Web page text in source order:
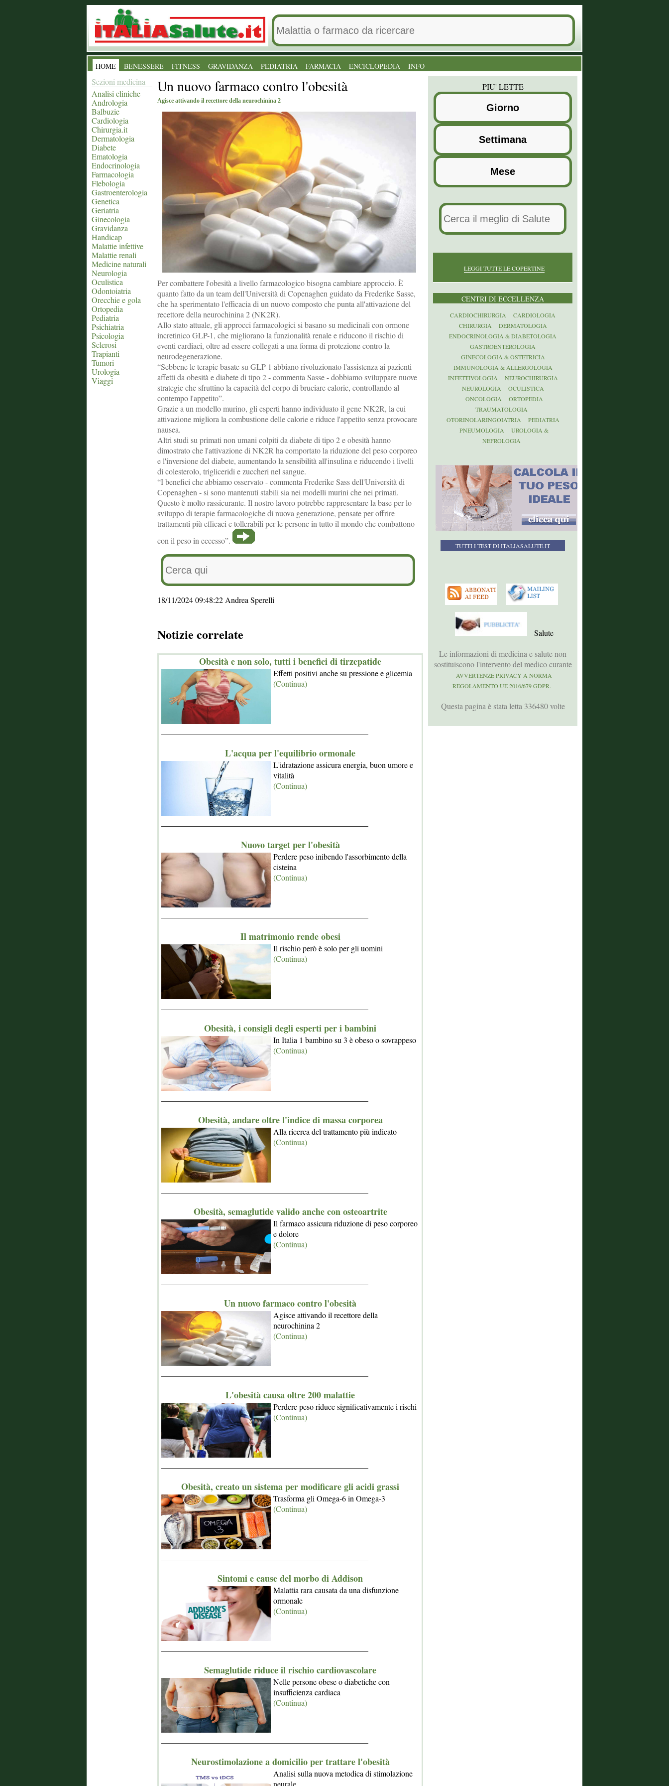
HOME BENESSERE FITNESS GRAVIDANZA PEDIATRIA FARMACIA ENCICLOPEDIA INFO
Sezioni medicina
Analisi cliniche
Andrologia
Balbuzie
Cardiologia
Chirurgia.it
Dermatologia
Diabete
Ematologia
Endocrinologia
Farmacologia
Flebologia
Gastroenterologia
Genetica
Geriatria
Ginecologia
Gravidanza
Handicap
Malattie infettive
Malattie renali
Medicine naturali
Neurologia
Oculistica
Odontoiatria
Orecchie e gola
Ortopedia
Pediatria
Psichiatria
Psicologia
Sclerosi
Trapianti
Tumori
Urologia
Viaggi
Un nuovo farmaco contro l'obesità
Agisce attivando il recettore della neurochinina 2
Per combattere l'obesità a livello farmacologico bisogna cambiare approccio. È
quanto fatto da un team dell'Università di Copenaghen guidato da Frederike Sasse,
che ha sperimentato l'efficacia di un nuovo composto che punta all'attivazione del
recettore della neurochinina 2 (NK2R).
Allo stato attuale, gli approcci farmacologici si basano su medicinali con ormone
incretinico GLP-1, che migliorano la funzionalità renale e riducono il rischio di
eventi cardiaci, oltre ad essere collegati a una forma di protezione contro la
neurodegenerazione.
“Sebbene le terapie basate su GLP-1 abbiano rivoluzionato l'assistenza ai pazienti
affetti da obesità e diabete di tipo 2 - commenta Sasse - dobbiamo sviluppare nuove
strategie che sfruttino la capacità del corpo di bruciare calorie, controllando al
contempo l'appetito”.
Grazie a un modello murino, gli esperti hanno individuato il gene NK2R, la cui
attivazione migliora la combustione delle calorie e riduce l'appetito senza provocare
nausea.
Altri studi su primati non umani colpiti da diabete di tipo 2 e obesità hanno
dimostrato che l'attivazione di NK2R ha comportato la riduzione del peso corporeo
e l'inversione del diabete, aumentando la sensibilità all'insulina e riducendo i livelli
di colesterolo, trigliceridi e zuccheri nel sangue.
“I benefici che abbiamo osservato - commenta Frederike Sass dell'Università di
Copenaghen - si sono mantenuti stabili sia nei modelli murini che nei primati.
Questo è molto rassicurante. Il nostro lavoro potrebbe rappresentare la base per lo
sviluppo di terapie farmacologiche di nuova generazione, pensate per offrire
trattamenti più efficaci e tollerabili per le persone in tutto il mondo che combattono
con il peso in eccesso”.
18/11/2024 09:48:22 Andrea Sperelli
Notizie correlate
Obesità e non solo, tutti i benefici di tirzepatide
Effetti positivi anche su pressione e glicemia
(Continua)
L'acqua per l'equilibrio ormonale
L'idratazione assicura energia, buon umore e
vitalità
(Continua)
Nuovo target per l'obesità
Perdere peso inibendo l'assorbimento della
cisteina
(Continua)
Il matrimonio rende obesi
Il rischio però è solo per gli uomini
(Continua)
Obesità, i consigli degli esperti per i bambini
In Italia 1 bambino su 3 è obeso o sovrappeso
(Continua)
Obesità, andare oltre l'indice di massa corporea
Alla ricerca del trattamento più indicato
(Continua)
Obesità, semaglutide valido anche con osteoartrite
Il farmaco assicura riduzione di peso corporeo
e dolore
(Continua)
Un nuovo farmaco contro l'obesità
Agisce attivando il recettore della
neurochinina 2
(Continua)
L'obesità causa oltre 200 malattie
Perdere peso riduce significativamente i rischi
(Continua)
Obesità, creato un sistema per modificare gli acidi grassi
Trasforma gli Omega-6 in Omega-3
(Continua)
Sintomi e cause del morbo di Addison
Malattia rara causata da una disfunzione
ormonale
(Continua)
Semaglutide riduce il rischio cardiovascolare
Nelle persone obese o diabetiche con
insufficienza cardiaca
(Continua)
Neurostimolazione a domicilio per trattare l'obesità
Analisi sulla nuova metodica di stimolazione
neurale
PIU' LETTE
LEGGI TUTTE LE COPERTINE
CENTRI DI ECCELLENZA
CARDIOCHIRURGIA
CARDIOLOGIA
CHIRURGIA
DERMATOLOGIA
ENDOCRINOLOGIA & DIABETOLOGIA
GASTROENTEROLOGIA
GINECOLOGIA & OSTETRICIA
IMMUNOLOGIA & ALLERGOLOGIA
INFETTIVOLOGIA
NEUROCHIRURGIA
NEUROLOGIA
OCULISTICA
ONCOLOGIA
ORTOPEDIA
TRAUMATOLOGIA
OTORINOLARINGOIATRIA
PEDIATRIA
PNEUMOLOGIA
UROLOGIA &
NEFROLOGIA
TUTTI I TEST DI ITALIASALUTE.IT
Salute
Le informazioni di medicina e salute non
sostituiscono l'intervento del medico curante
AVVERTENZE PRIVACY A NORMA
REGOLAMENTO UE 2016/679 GDPR.
Questa pagina è stata letta 336480 volte